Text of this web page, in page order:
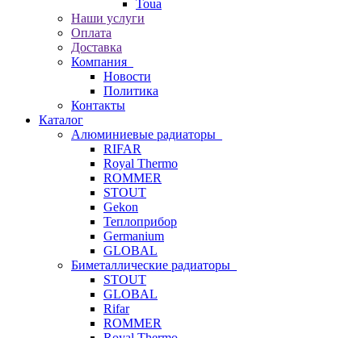
Toua
Наши услуги
Оплата
Доставка
Компания
Новости
Политика
Контакты
Каталог
Алюминиевые радиаторы
RIFAR
Royal Thermo
ROMMER
STOUT
Gekon
Теплоприбор
Germanium
GLOBAL
Биметаллические радиаторы
STOUT
GLOBAL
Rifar
ROMMER